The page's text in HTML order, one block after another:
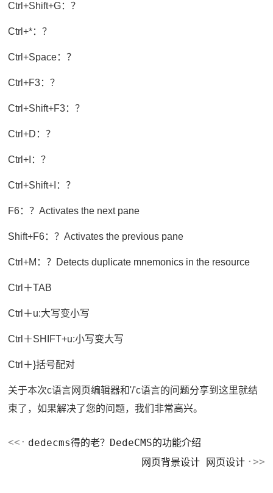
Ctrl+Shift+G：？
Ctrl+*：？
Ctrl+Space：？
Ctrl+F3：？
Ctrl+Shift+F3：？
Ctrl+D：？
Ctrl+I：？
Ctrl+Shift+I：？
F6：？Activates the next pane
Shift+F6：？Activates the previous pane
Ctrl+M：？Detects duplicate mnemonics in the resource
Ctrl＋TAB
Ctrl＋u:大写变小写
Ctrl＋SHIFT+u:小写变大写
Ctrl＋}括号配对
关于本次c语言网页编辑器和'/'c语言的问题分享到这里就结
束了，如果解决了您的问题，我们非常高兴。
dedecms得的老？DedeCMS的功能介绍
网页背景设计 网页设计